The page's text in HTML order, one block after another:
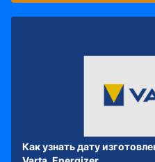
Как узнать дату